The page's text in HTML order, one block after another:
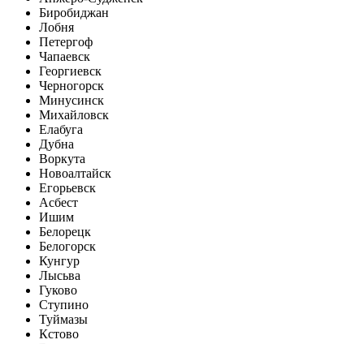
Биробиджан
Лобня
Петергоф
Чапаевск
Георгиевск
Черногорск
Минусинск
Михайловск
Елабуга
Дубна
Воркута
Новоалтайск
Егорьевск
Асбест
Ишим
Белорецк
Белогорск
Кунгур
Лысьва
Гуково
Ступино
Туймазы
Кстово